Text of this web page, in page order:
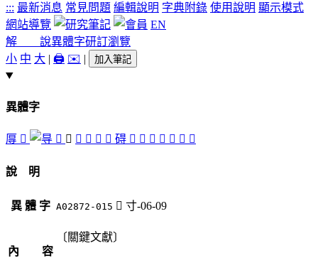
::: 最新消息 常見問題 編輯說明 字典附錄 使用說明 顯示模式
網站導覽
EN
解 說異體字研訂瀏覽
小 中 大 | 🖨️ ✉️ | 加入筆記
異體字
㕌 󴁽 󴁻 󴂄 󴁾 𥃷 硋 󴂁 碍 󴂆 󴁼 󴁿 󴂂 󴂀 󴂃 󴂅
說 明
異 體 字 A02872-015 󴂄 寸-06-09
內 容
〔關鍵文獻〕